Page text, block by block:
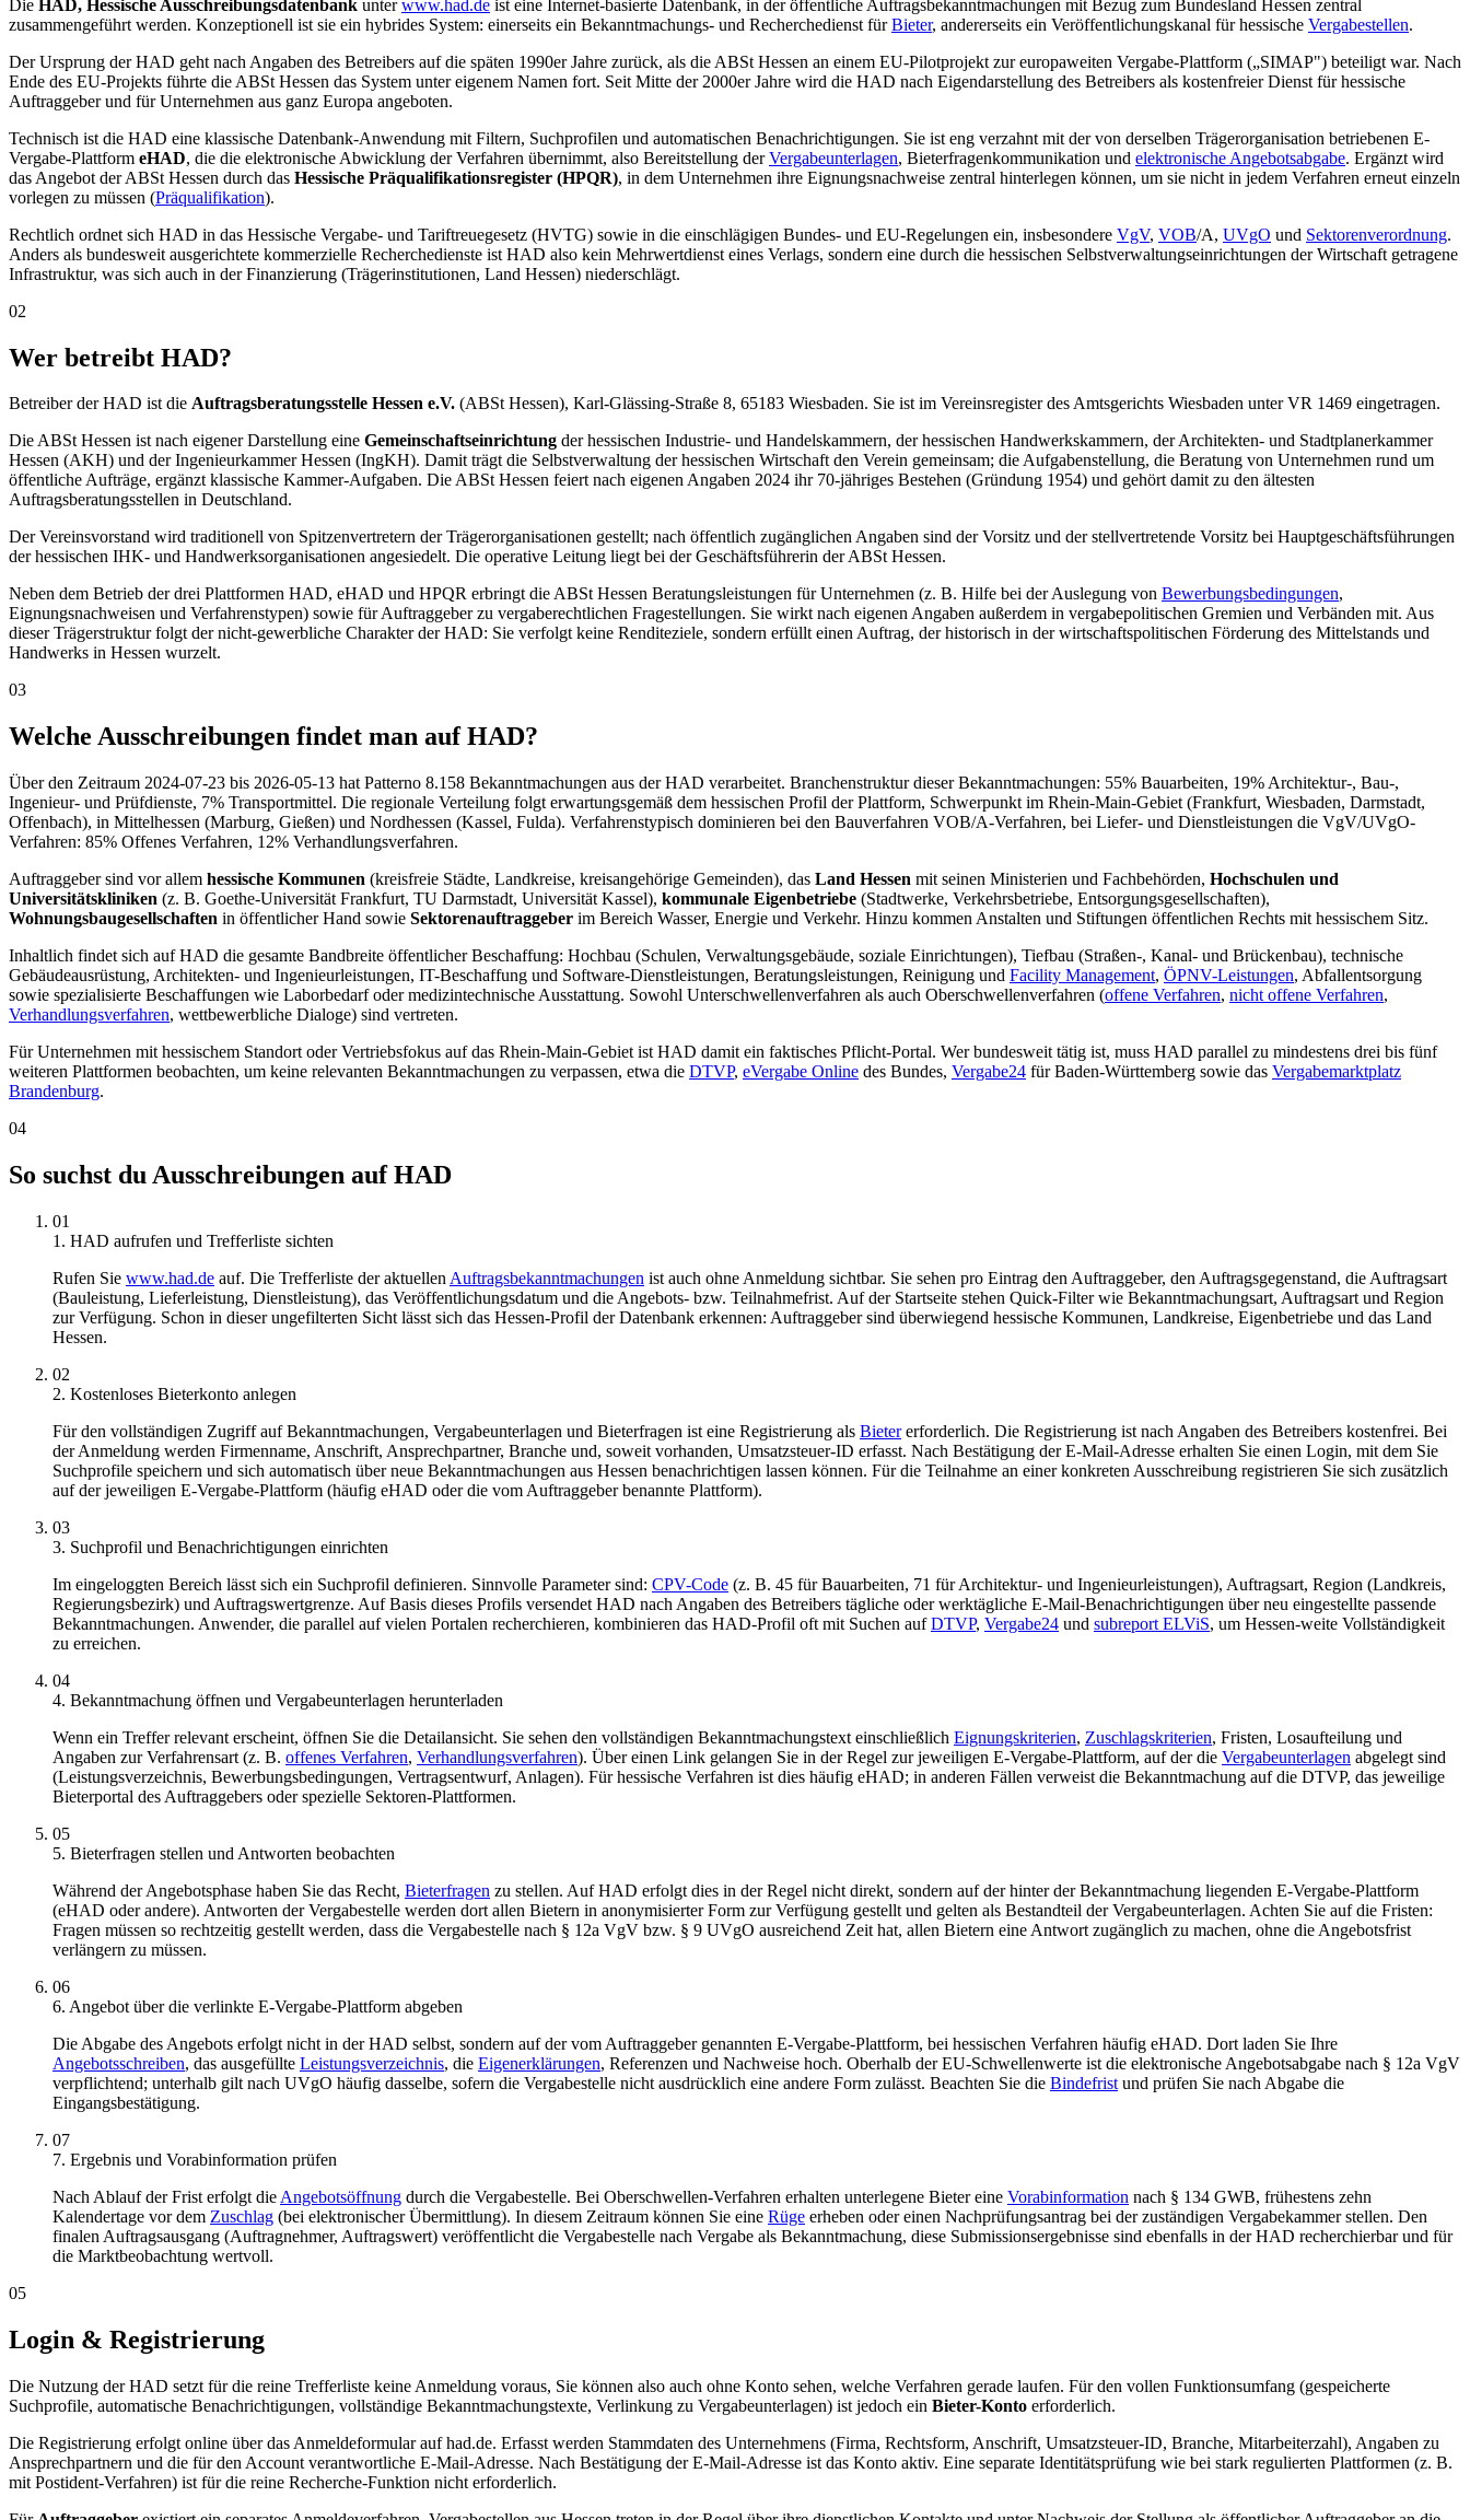
Die HAD, Hessische Ausschreibungsdatenbank unterwww.had.de ist eine Internet-basierte Datenbank, in der öffentliche Auftragsbekanntmachungen mit Bezug zum Bundesland Hessen zentral
zusammengeführt werden. Konzeptionell ist sie ein hybrides System: einerseits ein Bekanntmachungs- und Recherchedienst fürBieter, andererseits ein Veröffentlichungskanal für hessische Vergabestellen.
Der Ursprung der HAD geht nach Angaben des Betreibers auf die späten 1990er Jahre zurück, als die ABSt Hessen an einem EU-Pilotprojekt zur europaweiten Vergabe-Plattform („SIMAP") beteiligt war. Nach
Ende des EU-Projekts führte die ABSt Hessen das System unter eigenem Namen fort. Seit Mitte der 2000er Jahre wird die HAD nach Eigendarstellung des Betreibers als kostenfreier Dienst für hessische
Auftraggeber und für Unternehmen aus ganz Europa angeboten.
Technisch ist die HAD eine klassische Datenbank-Anwendung mit Filtern, Suchprofilen und automatischen Benachrichtigungen. Sie ist eng verzahnt mit der von derselben Trägerorganisation betriebenen E-
Vergabe-Plattform eHAD, die die elektronische Abwicklung der Verfahren übernimmt, also Bereitstellung derVergabeunterlagen, Bieterfragenkommunikation und elektronische Angebotsabgabe. Ergänzt wird
das Angebot der ABSt Hessen durch das Hessische Präqualifikationsregister (HPQR), in dem Unternehmen ihre Eignungsnachweise zentral hinterlegen können, um sie nicht in jedem Verfahren erneut einzeln
vorlegen zu müssen (Präqualifikation).
Rechtlich ordnet sich HAD in das Hessische Vergabe- und Tariftreuegesetz (HVTG) sowie in die einschlägigen Bundes- und EU-Regelungen ein, insbesondere VgV, VOB/A, UVgO und Sektorenverordnung.
Anders als bundesweit ausgerichtete kommerzielle Recherchedienste ist HAD also kein Mehrwertdienst eines Verlags, sondern eine durch die hessischen Selbstverwaltungseinrichtungen der Wirtschaft getragene
Infrastruktur, was sich auch in der Finanzierung (Trägerinstitutionen, Land Hessen) niederschlägt.
02
Wer betreibt HAD?
Betreiber der HAD ist die Auftragsberatungsstelle Hessen e.V. (ABSt Hessen), Karl-Glässing-Straße 8, 65183 Wiesbaden. Sie ist im Vereinsregister des Amtsgerichts Wiesbaden unter VR 1469 eingetragen.
Die ABSt Hessen ist nach eigener Darstellung eine Gemeinschaftseinrichtung der hessischen Industrie- und Handelskammern, der hessischen Handwerkskammern, der Architekten- und Stadtplanerkammer
Hessen (AKH) und der Ingenieurkammer Hessen (IngKH). Damit trägt die Selbstverwaltung der hessischen Wirtschaft den Verein gemeinsam; die Aufgabenstellung, die Beratung von Unternehmen rund um
öffentliche Aufträge, ergänzt klassische Kammer-Aufgaben. Die ABSt Hessen feiert nach eigenen Angaben 2024 ihr 70-jähriges Bestehen (Gründung 1954) und gehört damit zu den ältesten
Auftragsberatungsstellen in Deutschland.
Der Vereinsvorstand wird traditionell von Spitzenvertretern der Trägerorganisationen gestellt; nach öffentlich zugänglichen Angaben sind der Vorsitz und der stellvertretende Vorsitz bei Hauptgeschäftsführungen
der hessischen IHK- und Handwerksorganisationen angesiedelt. Die operative Leitung liegt bei der Geschäftsführerin der ABSt Hessen.
Neben dem Betrieb der drei Plattformen HAD, eHAD und HPQR erbringt die ABSt Hessen Beratungsleistungen für Unternehmen (z. B. Hilfe bei der Auslegung von Bewerbungsbedingungen,
Eignungsnachweisen und Verfahrenstypen) sowie für Auftraggeber zu vergaberechtlichen Fragestellungen. Sie wirkt nach eigenen Angaben außerdem in vergabepolitischen Gremien und Verbänden mit. Aus
dieser Trägerstruktur folgt der nicht-gewerbliche Charakter der HAD: Sie verfolgt keine Renditeziele, sondern erfüllt einen Auftrag, der historisch in der wirtschaftspolitischen Förderung des Mittelstands und
Handwerks in Hessen wurzelt.
03
Welche Ausschreibungen findet man auf HAD?
Über den Zeitraum 2024-07-23 bis 2026-05-13 hat Patterno 8.158 Bekanntmachungen aus der HAD verarbeitet. Branchenstruktur dieser Bekanntmachungen: 55% Bauarbeiten, 19% Architektur-, Bau-,
Ingenieur- und Prüfdienste, 7% Transportmittel. Die regionale Verteilung folgt erwartungsgemäß dem hessischen Profil der Plattform, Schwerpunkt im Rhein-Main-Gebiet (Frankfurt, Wiesbaden, Darmstadt,
Offenbach), in Mittelhessen (Marburg, Gießen) und Nordhessen (Kassel, Fulda). Verfahrenstypisch dominieren bei den Bauverfahren VOB/A-Verfahren, bei Liefer- und Dienstleistungen die VgV/UVgO-
Verfahren: 85% Offenes Verfahren, 12% Verhandlungsverfahren.
Auftraggeber sind vor allem hessische Kommunen (kreisfreie Städte, Landkreise, kreisangehörige Gemeinden), das Land Hessen mit seinen Ministerien und Fachbehörden, Hochschulen und
Universitätskliniken (z. B. Goethe-Universität Frankfurt, TU Darmstadt, Universität Kassel), kommunale Eigenbetriebe (Stadtwerke, Verkehrsbetriebe, Entsorgungsgesellschaften),
Wohnungsbaugesellschaften in öffentlicher Hand sowie Sektorenauftraggeber im Bereich Wasser, Energie und Verkehr. Hinzu kommen Anstalten und Stiftungen öffentlichen Rechts mit hessischem Sitz.
Inhaltlich findet sich auf HAD die gesamte Bandbreite öffentlicher Beschaffung: Hochbau (Schulen, Verwaltungsgebäude, soziale Einrichtungen), Tiefbau (Straßen-, Kanal- und Brückenbau), technische
Gebäudeausrüstung, Architekten- und Ingenieurleistungen, IT-Beschaffung und Software-Dienstleistungen, Beratungsleistungen, Reinigung und Facility Management, ÖPNV-Leistungen, Abfallentsorgung
sowie spezialisierte Beschaffungen wie Laborbedarf oder medizintechnische Ausstattung. Sowohl Unterschwellenverfahren als auch Oberschwellenverfahren (offene Verfahren, nicht offene Verfahren,
Verhandlungsverfahren, wettbewerbliche Dialoge) sind vertreten.
Für Unternehmen mit hessischem Standort oder Vertriebsfokus auf das Rhein-Main-Gebiet ist HAD damit ein faktisches Pflicht-Portal. Wer bundesweit tätig ist, muss HAD parallel zu mindestens drei bis fünf
weiteren Plattformen beobachten, um keine relevanten Bekanntmachungen zu verpassen, etwa die DTVP, eVergabe Online des Bundes, Vergabe24 für Baden-Württemberg sowie das Vergabemarktplatz
Brandenburg.
04
So suchst du Ausschreibungen auf HAD
01
1. HAD aufrufen und Trefferliste sichten
Rufen Sie www.had.de auf. Die Trefferliste der aktuellen Auftragsbekanntmachungen ist auch ohne Anmeldung sichtbar. Sie sehen pro Eintrag den Auftraggeber, den Auftragsgegenstand, die Auftragsart
(Bauleistung, Lieferleistung, Dienstleistung), das Veröffentlichungsdatum und die Angebots- bzw. Teilnahmefrist. Auf der Startseite stehen Quick-Filter wie Bekanntmachungsart, Auftragsart und Region
zur Verfügung. Schon in dieser ungefilterten Sicht lässt sich das Hessen-Profil der Datenbank erkennen: Auftraggeber sind überwiegend hessische Kommunen, Landkreise, Eigenbetriebe und das Land
Hessen.
02
2. Kostenloses Bieterkonto anlegen
Für den vollständigen Zugriff auf Bekanntmachungen, Vergabeunterlagen und Bieterfragen ist eine Registrierung als Bietererforderlich. Die Registrierung ist nach Angaben des Betreibers kostenfrei. Bei
der Anmeldung werden Firmenname, Anschrift, Ansprechpartner, Branche und, soweit vorhanden, Umsatzsteuer-ID erfasst. Nach Bestätigung der E-Mail-Adresse erhalten Sie einen Login, mit dem Sie
Suchprofile speichern und sich automatisch über neue Bekanntmachungen aus Hessen benachrichtigen lassen können. Für die Teilnahme an einer konkreten Ausschreibung registrieren Sie sich zusätzlich
auf der jeweiligen E-Vergabe-Plattform (häufig eHAD oder die vom Auftraggeber benannte Plattform).
03
3. Suchprofil und Benachrichtigungen einrichten
Im eingeloggten Bereich lässt sich ein Suchprofil definieren. Sinnvolle Parameter sind: CPV-Code (z. B. 45 für Bauarbeiten, 71 für Architektur- und Ingenieurleistungen), Auftragsart, Region (Landkreis,
Regierungsbezirk) und Auftragswertgrenze. Auf Basis dieses Profils versendet HAD nach Angaben des Betreibers tägliche oder werktägliche E-Mail-Benachrichtigungen über neu eingestellte passende
Bekanntmachungen. Anwender, die parallel auf vielen Portalen recherchieren, kombinieren das HAD-Profil oft mit Suchen aufDTVP, Vergabe24 und subreport ELViS, um Hessen-weite Vollständigkeit
zu erreichen.
04
4. Bekanntmachung öffnen und Vergabeunterlagen herunterladen
Wenn ein Treffer relevant erscheint, öffnen Sie die Detailansicht. Sie sehen den vollständigen Bekanntmachungstext einschließlich Eignungskriterien, Zuschlagskriterien, Fristen, Losaufteilung und
Angaben zur Verfahrensart (z. B. offenes Verfahren, Verhandlungsverfahren). Über einen Link gelangen Sie in der Regel zur jeweiligen E-Vergabe-Plattform, auf der die Vergabeunterlagen abgelegt sind
(Leistungsverzeichnis, Bewerbungsbedingungen, Vertragsentwurf, Anlagen). Für hessische Verfahren ist dies häufig eHAD; in anderen Fällen verweist die Bekanntmachung auf die DTVP, das jeweilige
Bieterportal des Auftraggebers oder spezielle Sektoren-Plattformen.
05
5. Bieterfragen stellen und Antworten beobachten
Während der Angebotsphase haben Sie das Recht, Bieterfragen zu stellen. Auf HAD erfolgt dies in der Regel nicht direkt, sondern auf der hinter der Bekanntmachung liegenden E-Vergabe-Plattform
(eHAD oder andere). Antworten der Vergabestelle werden dort allen Bietern in anonymisierter Form zur Verfügung gestellt und gelten als Bestandteil der Vergabeunterlagen. Achten Sie auf die Fristen:
Fragen müssen so rechtzeitig gestellt werden, dass die Vergabestelle nach § 12a VgV bzw. § 9 UVgO ausreichend Zeit hat, allen Bietern eine Antwort zugänglich zu machen, ohne die Angebotsfrist
verlängern zu müssen.
06
6. Angebot über die verlinkte E-Vergabe-Plattform abgeben
Die Abgabe des Angebots erfolgt nicht in der HAD selbst, sondern auf der vom Auftraggeber genannten E-Vergabe-Plattform, bei hessischen Verfahren häufig eHAD. Dort laden Sie Ihre
Angebotsschreiben, das ausgefüllte Leistungsverzeichnis, die Eigenerklärungen, Referenzen und Nachweise hoch. Oberhalb der EU-Schwellenwerte ist die elektronische Angebotsabgabe nach § 12a VgV
verpflichtend; unterhalb gilt nach UVgO häufig dasselbe, sofern die Vergabestelle nicht ausdrücklich eine andere Form zulässt. Beachten Sie die Bindefrist und prüfen Sie nach Abgabe die
Eingangsbestätigung.
07
7. Ergebnis und Vorabinformation prüfen
Nach Ablauf der Frist erfolgt die Angebotsöffnung durch die Vergabestelle. Bei Oberschwellen-Verfahren erhalten unterlegene Bieter eine Vorabinformation nach § 134 GWB, frühestens zehn
Kalendertage vor dem Zuschlag (bei elektronischer Übermittlung). In diesem Zeitraum können Sie eine Rüge erheben oder einen Nachprüfungsantrag bei der zuständigen Vergabekammer stellen. Den
finalen Auftragsausgang (Auftragnehmer, Auftragswert) veröffentlicht die Vergabestelle nach Vergabe als Bekanntmachung, diese Submissionsergebnisse sind ebenfalls in der HAD recherchierbar und für
die Marktbeobachtung wertvoll.
05
Login & Registrierung
Die Nutzung der HAD setzt für die reine Trefferliste keine Anmeldung voraus, Sie können also auch ohne Konto sehen, welche Verfahren gerade laufen. Für den vollen Funktionsumfang (gespeicherte
Suchprofile, automatische Benachrichtigungen, vollständige Bekanntmachungstexte, Verlinkung zu Vergabeunterlagen) ist jedoch ein Bieter-Konto erforderlich.
Die Registrierung erfolgt online über das Anmeldeformular auf had.de. Erfasst werden Stammdaten des Unternehmens (Firma, Rechtsform, Anschrift, Umsatzsteuer-ID, Branche, Mitarbeiterzahl), Angaben zu
Ansprechpartnern und die für den Account verantwortliche E-Mail-Adresse. Nach Bestätigung der E-Mail-Adresse ist das Konto aktiv. Eine separate Identitätsprüfung wie bei stark regulierten Plattformen (z. B.
mit Postident-Verfahren) ist für die reine Recherche-Funktion nicht erforderlich.